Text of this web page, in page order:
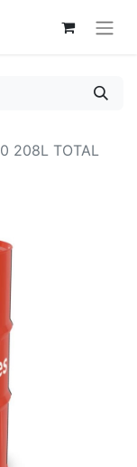
208L TOTAL